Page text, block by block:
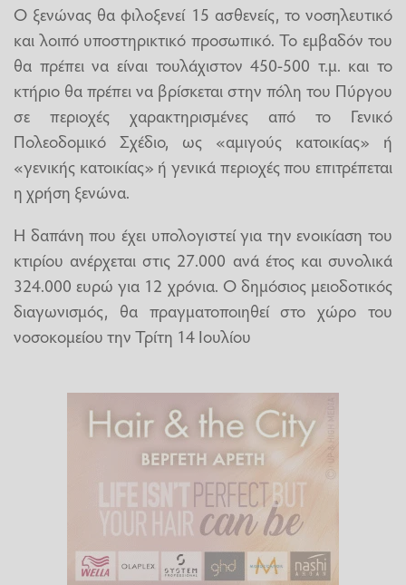
Ο ξενώνας θα φιλοξενεί 15 ασθενείς, το νοσηλευτικό
και λοιπό υποστηρικτικό προσωπικό. Το εμβαδόν του
θα πρέπει να είναι τουλάχιστον 450-500 τ.μ. και το
κτήριο θα πρέπει να βρίσκεται στην πόλη του Πύργου
σε περιοχές χαρακτηρισμένες από το Γενικό
Πολεοδομικό Σχέδιο, ως «αμιγούς κατοικίας» ή
«γενικής κατοικίας» ή γενικά περιοχές που επιτρέπεται
η χρήση ξενώνα.
Η δαπάνη που έχει υπολογιστεί για την ενοικίαση του
κτιρίου ανέρχεται στις 27.000 ανά έτος και συνολικά
324.000 ευρώ για 12 χρόνια. Ο δημόσιος μειοδοτικός
διαγωνισμός, θα πραγματοποιηθεί στο χώρο του
νοσοκομείου την Τρίτη 14 Ιουλίου